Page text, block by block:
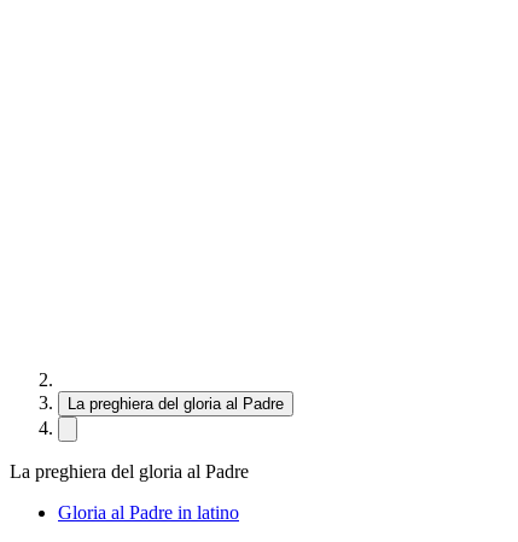
La preghiera del gloria al Padre
La preghiera del gloria al Padre
Gloria al Padre in latino